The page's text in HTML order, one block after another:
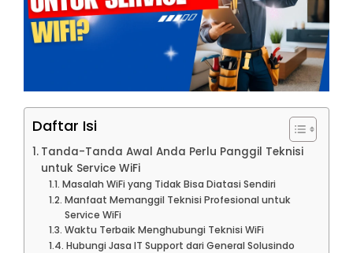
Daftar Isi
Tanda-Tanda Awal Anda Perlu Panggil Teknisi
untuk Service WiFi
Masalah WiFi yang Tidak Bisa Diatasi Sendiri
Manfaat Memanggil Teknisi Profesional untuk
Service WiFi
Waktu Terbaik Menghubungi Teknisi WiFi
Hubungi Jasa IT Support dari General Solusindo